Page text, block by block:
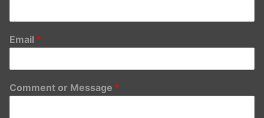
Email *
Comment or Message *